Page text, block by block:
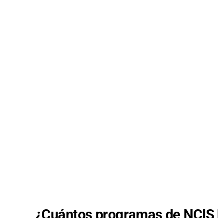
¿Cuántos programas de